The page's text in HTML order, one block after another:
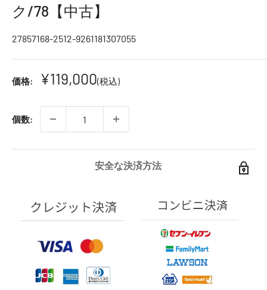
ク/78【中古】
27857168-2512-9261181307055
価格: ¥119,000(税込)
個数:
安全な決済方法